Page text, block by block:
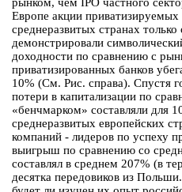
Европе акции
среднеразвитых странах только
демонстрировали
доходности по сравнению с
приватизированных банков
10% (См. Рис. справа). Спустя
потери в капитализации по
«бенчмарком» составляли для
среднеразвитых европейских
компаний - лидеров по успеху
выигрыш по сравнению со
составлял в среднем 207% (в
десятка передовиков из